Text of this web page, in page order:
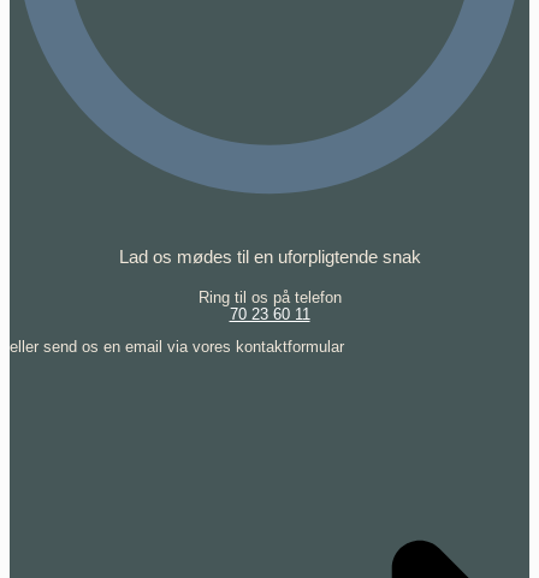
Lad os mødes til en uforpligtende snak
Ring til os på telefon
70 23 60 11
eller send os en email via vores kontaktformular